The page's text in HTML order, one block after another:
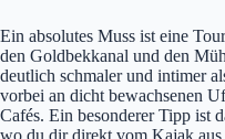
Ein absolutes Muss ist eine
den Goldbekkanal und den
deutlich schmaler und intimer
vorbei an dicht bewachsenen
Cafés. Ein besonderer Tipp ist
wo du dir direkt vom Kajak aus